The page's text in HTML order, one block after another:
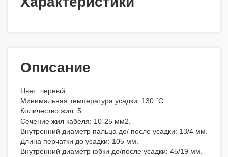
Описание
Цвет: черный.
Минимальная температура усадки: 130 ˚С.
Количество жил: 5.
Сечение жил кабеля: 10-25 мм2.
Внутренний диаметр пальца до/ после усадки: 13/4 мм.
Длина перчатки до усадки: 105 мм.
Внутренний диаметр юбки до/после усадки: 45/19 мм.